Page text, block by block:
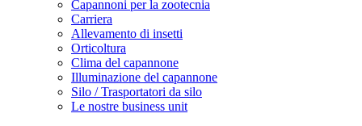
Capannoni per la zootecnia
Carriera
Allevamento di insetti
Orticoltura
Clima del capannone
Illuminazione del capannone
Silo / Trasportatori da silo
Le nostre business unit